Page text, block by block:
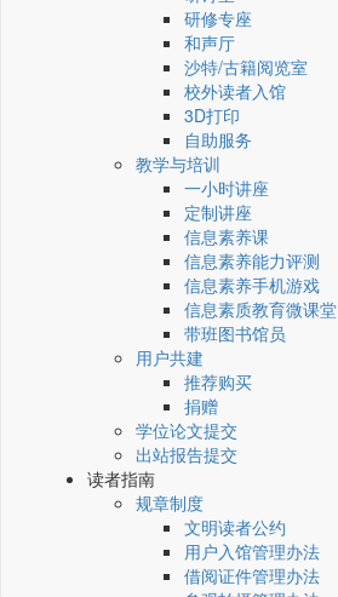
研修专座
和声厅
沙特/古籍阅览室
校外读者入馆
3D打印
自助服务
教学与培训
一小时讲座
定制讲座
信息素养课
信息素养能力评测
信息素养手机游戏
信息素质教育微课堂
带班图书馆员
用户共建
推荐购买
捐赠
学位论文提交
出站报告提交
读者指南
规章制度
文明读者公约
用户入馆管理办法
借阅证件管理办法